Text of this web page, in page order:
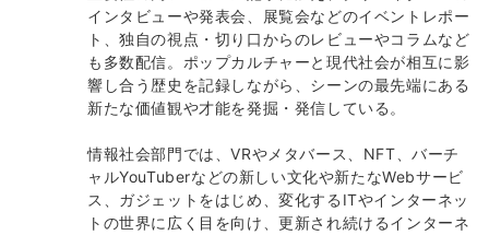
インタビューや発表会、展覧会などのイベントレポー
ト、独自の視点・切り口からのレビューやコラムなど
も多数配信。ポップカルチャーと現代社会が相互に影
響し合う歴史を記録しながら、シーンの最先端にある
新たな価値観や才能を発掘・発信している。
情報社会部門では、VRやメタバース、NFT、バーチ
ャルYouTuberなどの新しい文化や新たなWebサービ
ス、ガジェットをはじめ、変化するITやインターネッ
トの世界に広く目を向け、更新され続けるインターネ